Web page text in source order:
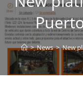
> News > New